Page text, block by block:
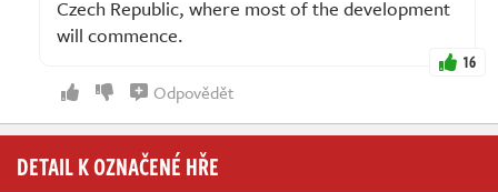
Czech Republic, where most of the development
will commence.
16
Odpovědět
DETAIL K OZNAČENÉ HŘE